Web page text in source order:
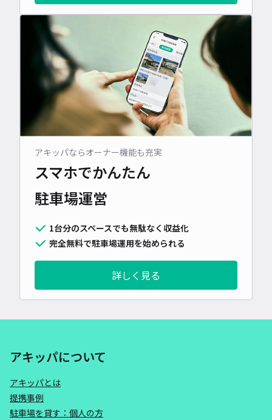
アキッパならオーナー機能も充実
スマホでかんたん
駐車場運営
1台分のスペースでも無駄なく収益化
完全無料で駐車場運用を始められる
詳しく見る
アキッパについて
アキッパとは
提携事例
駐車場を貸す：個人の方